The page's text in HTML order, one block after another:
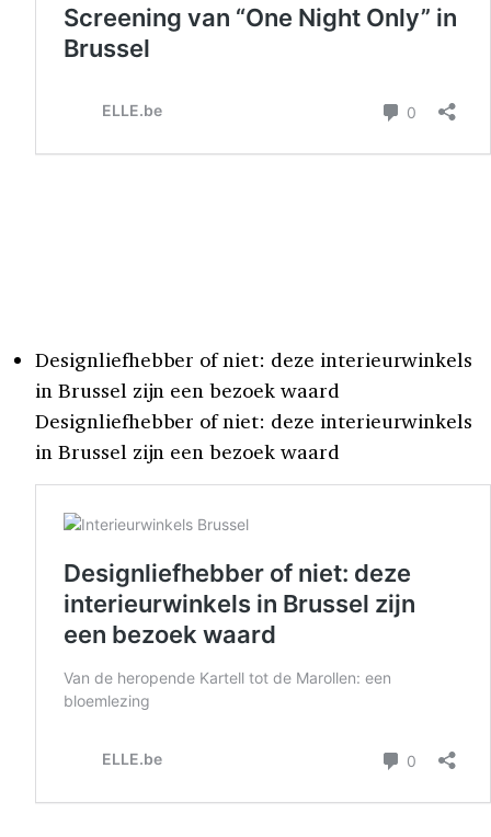
Designliefhebber of niet: deze interieurwinkels
in Brussel zijn een bezoek waard
Designliefhebber of niet: deze interieurwinkels
in Brussel zijn een bezoek waard